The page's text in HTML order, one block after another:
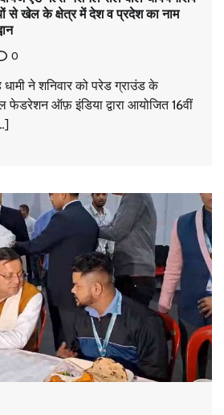
से खेल के क्षेत्र में देश व प्रदेश का नाम
0
ने शनिवार को परेड ग्राउंड के
फेडरेशन ऑफ़ इंडिया द्वारा आयोजित 16वीं